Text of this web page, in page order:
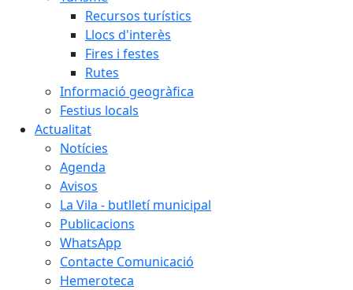
Recursos turístics
Llocs d'interès
Fires i festes
Rutes
Informació geogràfica
Festius locals
Actualitat
Notícies
Agenda
Avisos
La Vila - butlletí municipal
Publicacions
WhatsApp
Contacte Comunicació
Hemeroteca